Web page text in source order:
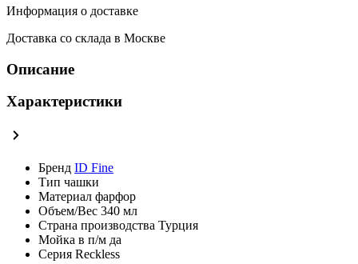
Информация о доставке
Доставка со склада в Москве
Описание
Характеристики
Бренд ID Fine
Тип чашки
Материал фарфор
Объем/Вес 340 мл
Страна производства Турция
Мойка в п/м да
Серия Reckless